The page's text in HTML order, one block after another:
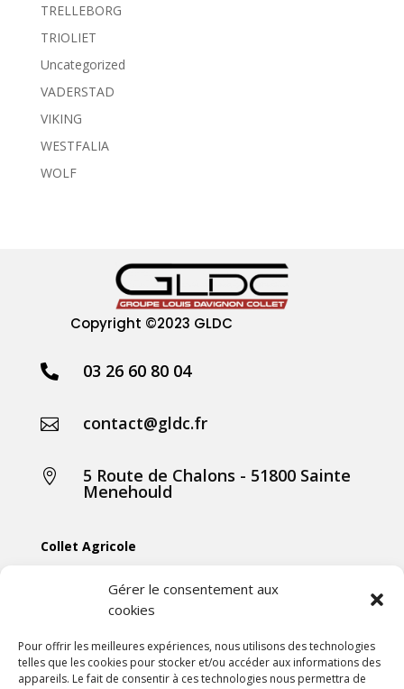
Gérer le consentement aux
cookies
Pour offrir les meilleures expériences, nous utilisons des technologies
telles que les cookies pour stocker et/ou accéder aux informations des
appareils. Le fait de consentir à ces technologies nous permettra de
TRELLEBORG
TRIOLIET
Uncategorized
VADERSTAD
VIKING
WESTFALIA
WOLF
Copyright ©2023 GLDC
 03 26 60 80 04
 contact@gldc.fr
 5 Route de Chalons - 51800 Sainte
Menehould
Collet Agricole
Collet Motoculture
Collet Élevage